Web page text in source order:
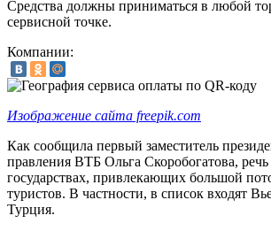
Средства должны приниматься в любой
сервисной точке.
Компании:
Изображение сайта freepik.com
Как сообщила первый заместитель
правления ВТБ Ольга Скоробогатова, речь
государствах, привлекающих большой
туристов. В частности, в список входят
Турция.